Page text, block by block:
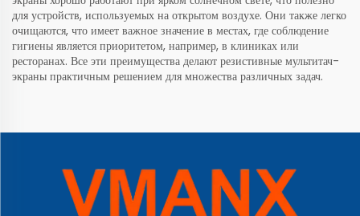
для устройств, используемых на открытом воздухе. Они также легко
очищаются, что имеет важное значение в местах, где соблюдение
гигиены является приоритетом, например, в клиниках или
ресторанах. Все эти преимущества делают резистивные мультитач-
экраны практичным решением для множества различных задач.